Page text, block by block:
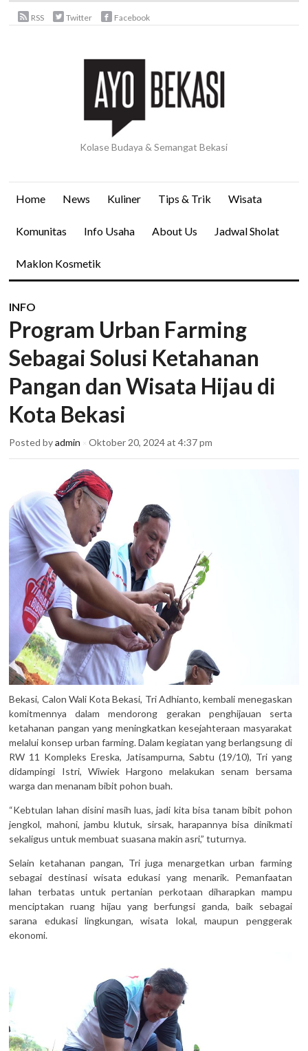
RSS Twitter Facebook
Kolase Budaya & Semangat Bekasi
Home News Kuliner Tips & Trik Wisata
Komunitas Info Usaha About Us Jadwal Sholat
Maklon Kosmetik
INFO
Program Urban Farming
Sebagai Solusi Ketahanan
Pangan dan Wisata Hijau di
Kota Bekasi
Posted byadmin Oktober 20, 2024 at 4:37 pm
Bekasi, Calon Wali Kota Bekasi, Tri Adhianto, kembali menegaskan
komitmennya dalam mendorong gerakan penghijauan serta
ketahanan pangan yang meningkatkan kesejahteraan masyarakat
melalui konsep urban farming. Dalam kegiatan yang berlangsung di
RW 11 Kompleks Ereska, Jatisampurna, Sabtu (19/10), Tri yang
didampingi Istri, Wiwiek Hargono melakukan senam bersama
warga dan menanam bibit pohon buah.
“Kebtulan lahan disini masih luas, jadi kita bisa tanam bibit pohon
jengkol, mahoni, jambu klutuk, sirsak, harapannya bisa dinikmati
sekaligus untuk membuat suasana makin asri,” tuturnya.
Selain ketahanan pangan, Tri juga menargetkan urban farming
sebagai destinasi wisata edukasi yang menarik. Pemanfaatan
lahan terbatas untuk pertanian perkotaan diharapkan mampu
menciptakan ruang hijau yang berfungsi ganda, baik sebagai
sarana edukasi lingkungan, wisata lokal, maupun penggerak
ekonomi.